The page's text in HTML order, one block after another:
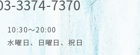
3374-7370
10:30～20:00
水曜日、日曜日、祝日